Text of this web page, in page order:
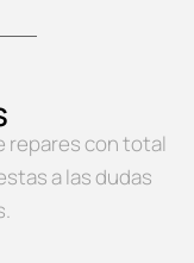
repares con total
a las dudas